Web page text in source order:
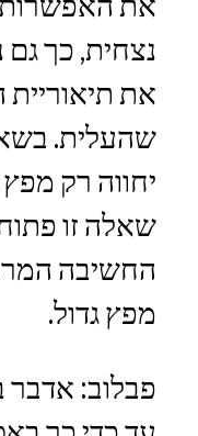
נצחית, כך
את תיאוריית
שהעלית.
יחווה רק
שאלה זו
החשיבה
מפץ גדול.
פבלוב: אדבר